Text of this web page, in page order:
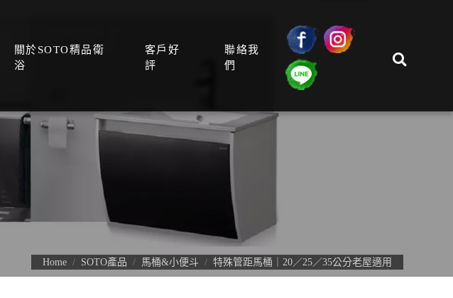
關於SOTO精品衛
浴
客戶好
評
聯絡我
們
Home SOTO產品 馬桶&小便斗 特殊管距馬桶｜20／25／35公分老屋適用